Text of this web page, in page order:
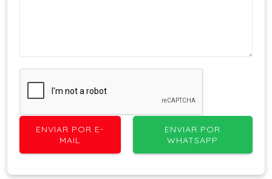
ENVIAR POR E-
MAIL
ENVIAR POR
WHATSAPP